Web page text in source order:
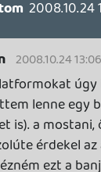
– EZ TÖRTÉNT PÉNTEKEN
Tokon: Fighting Souls.